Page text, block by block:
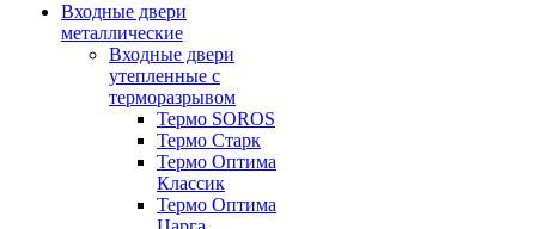
Входные двери
металлические
Входные двери
утепленные с
терморазрывом
Термо SOROS
Термо Старк
Термо Оптима
Классик
Термо Оптима